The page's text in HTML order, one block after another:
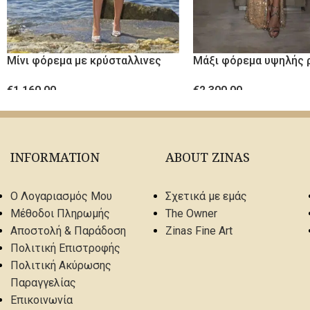
Μίνι φόρεμα με κρύσταλλινες
€1,160.00
ΕΠΙΛΟΓΉ
Μάξι φόρεμα υψηλής
€2,300.00
ΕΠΙΛΟΓΉ
INFORMATION
Ο Λογαριασμός Μου
Μέθοδοι Πληρωμής
Αποστολή & Παράδοση
Πολιτική Επιστροφής
Πολιτική Ακύρωσης
Παραγγελίας
Επικοινωνία
ABOUT ZINAS
Σχετικά με εμάς
The Owner
Zinas Fine Art